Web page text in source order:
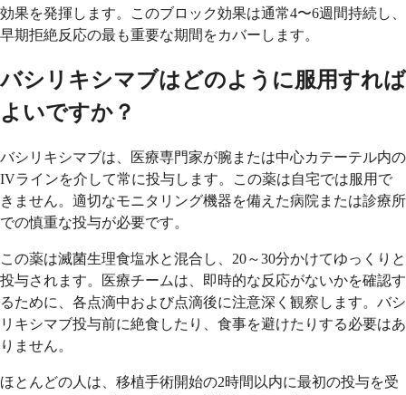
効果を発揮します。このブロック効果は通常4〜6週間持続し、
早期拒絶反応の最も重要な期間をカバーします。
バシリキシマブはどのように服用すれば
よいですか？
バシリキシマブは、医療専門家が腕または中心カテーテル内の
IVラインを介して常に投与します。この薬は自宅では服用で
きません。適切なモニタリング機器を備えた病院または診療所
での慎重な投与が必要です。
この薬は滅菌生理食塩水と混合し、20～30分かけてゆっくりと
投与されます。医療チームは、即時的な反応がないかを確認す
るために、各点滴中および点滴後に注意深く観察します。バシ
リキシマブ投与前に絶食したり、食事を避けたりする必要はあ
りません。
ほとんどの人は、移植手術開始の2時間以内に最初の投与を受